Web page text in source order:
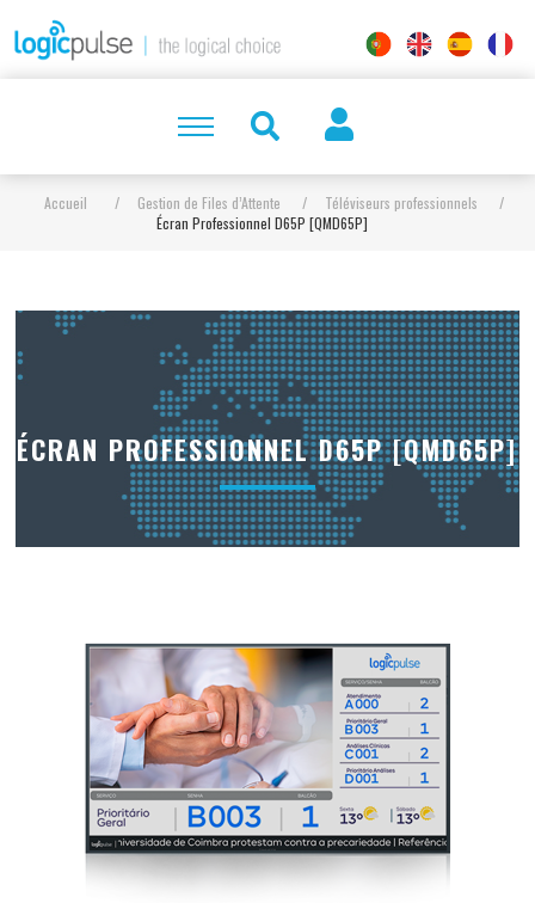
Accueil / Gestion de Files d’Attente / Téléviseurs professionnels
/
Écran Professionnel D65P [QMD65P]
ÉCRAN PROFESSIONNEL D65P [QMD65P]